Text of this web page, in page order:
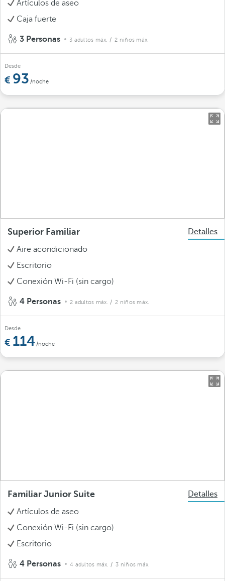
Artículos de aseo
Caja fuerte
3 Personas 3 adultos máx. / 2 niños máx.
Desde
93 /noche
Superior Familiar
Detalles
Aire acondicionado
Escritorio
Conexión Wi-Fi (sin cargo)
4 Personas 2 adultos máx. / 2 niños máx.
Desde
114/noche
Familiar Junior Suite
Detalles
Artículos de aseo
Conexión Wi-Fi (sin cargo)
Escritorio
4 Personas 4 adultos máx. / 3 niños máx.